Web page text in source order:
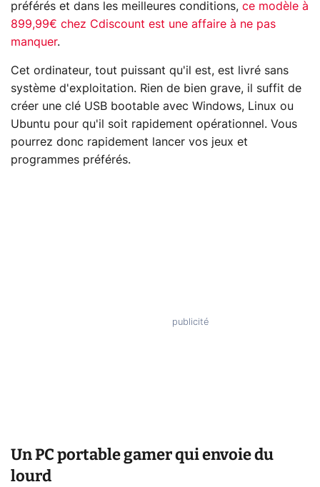
préférés et dans les meilleures conditions, ce modèle à
899,99€ chez Cdiscount est une affaire à ne pas
manquer.
Cet ordinateur, tout puissant qu'il est, est livré sans
système d'exploitation. Rien de bien grave, il suffit de
créer une clé USB bootable avec Windows, Linux ou
Ubuntu pour qu'il soit rapidement opérationnel. Vous
pourrez donc rapidement lancer vos jeux et
programmes préférés.
Un PC portable gamer qui envoie du
lourd